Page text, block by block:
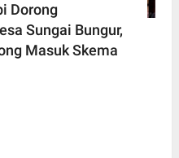
Dorong
Sungai Bungur,
Masuk Skema